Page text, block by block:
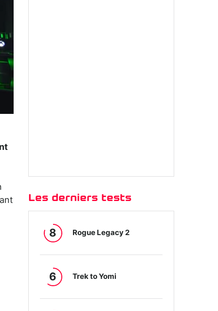
Les derniers tests
8 Rogue Legacy 2
6 Trek to Yomi